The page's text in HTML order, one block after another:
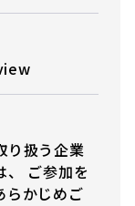
り扱う企業
、 ご参加を
らかじめご